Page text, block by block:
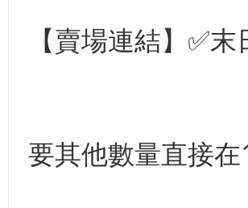
【賣場連結】 ✅末
要其他數量直接